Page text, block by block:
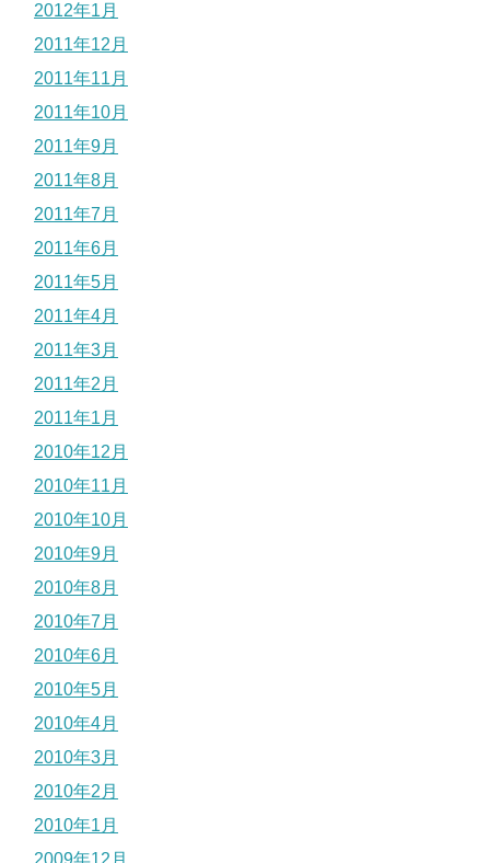
2012年1月
2011年12月
2011年11月
2011年10月
2011年9月
2011年8月
2011年7月
2011年6月
2011年5月
2011年4月
2011年3月
2011年2月
2011年1月
2010年12月
2010年11月
2010年10月
2010年9月
2010年8月
2010年7月
2010年6月
2010年5月
2010年4月
2010年3月
2010年2月
2010年1月